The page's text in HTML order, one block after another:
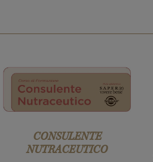
CONSULENTE
NUTRACEUTICO